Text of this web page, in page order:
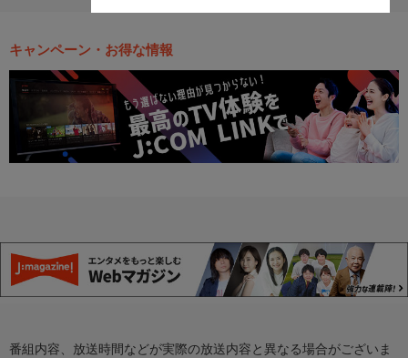
キャンペーン・お得な情報
番組内容、放送時間などが実際の放送内容と異なる場合がございま